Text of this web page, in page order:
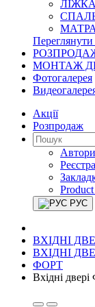
МОНТАЖ
Фотогалерея
Акції
Розпродаж
РУС
ВХІДНІ
ВХІДНІ
ФОРТ
Вхідні